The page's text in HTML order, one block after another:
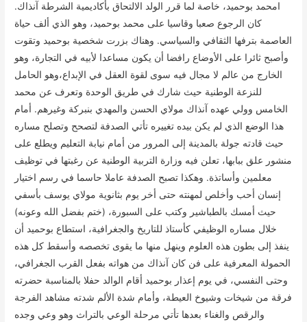
امحمد بوحميد، خاصة لما قرر الولد الالتحاق بأكاديمية الشرطة آنذاك.
كان الرجوع صعبا وقاسيا على محمد بوحميد، وهو الذي ألف حياة
العاصمة بترفها الثقافي والسياسي. وهناك بزرت شخصية بوحميد وتقوت
وأصبح ثائرا على الأوضاع رافضا أن يكون مساعدا لأبيه في التجارة، وهو
الخارج من عالم لا مجال فيه سوى لقوة العقل في الإبداع،وهو الحامل
للنزعة الوطنية حيث شارك في طريق الوحدة وتعرف عن محمد
الخامس وولي عهده آنذاك مولاي الحسن والمهدي بنبركة وغيرهم. أمام
هذا الوضع الذي لم يكن بيده تغييره تأتي الصدفة لتصحح وتصلح مساره
حيث قادته جولة بالمدينة إلى المرور من أمام نيابة التعليم ويطلع على
منشور علق ببابها، تعلن فيه وزارة التربية الوطنية عن رغبتها في توظيف
معلمين وأساتذة. وهكذا تصبح الصدفة عاملا حاسما في رسم اختيار
إنسان أحب وأخلص لمهنته حتى أخر يوم بثانوية مولاي يوسف بأسفي
حيث أمسك بالطباشير وكتب على السبورة، (ختم بفضل الله وعونه)
خلال مساره الوظيفي كأستاذ للتاريخ والجغرافية، استطاع بوحميد أن
ينفذ إلى بطون هذه العلوم وينهل منها ما يقوى تخصصه وأسقط كل هذه
الحمولة المعرفية على فن كان آنذاك من هواته بفعل القرب الجغرافي،
وحتى النفسي، في يوم إعذار بوحميد أقام الوالد حفلا بالمناسبة حضرته
فرقة من شيخات وشيوخ العيطة، وأمام شدة الألم شدته مشاهد الفرجة
والرقص والغناء بعدها تأتي مرحلة الوعي بالتراث وهو وعي وجده